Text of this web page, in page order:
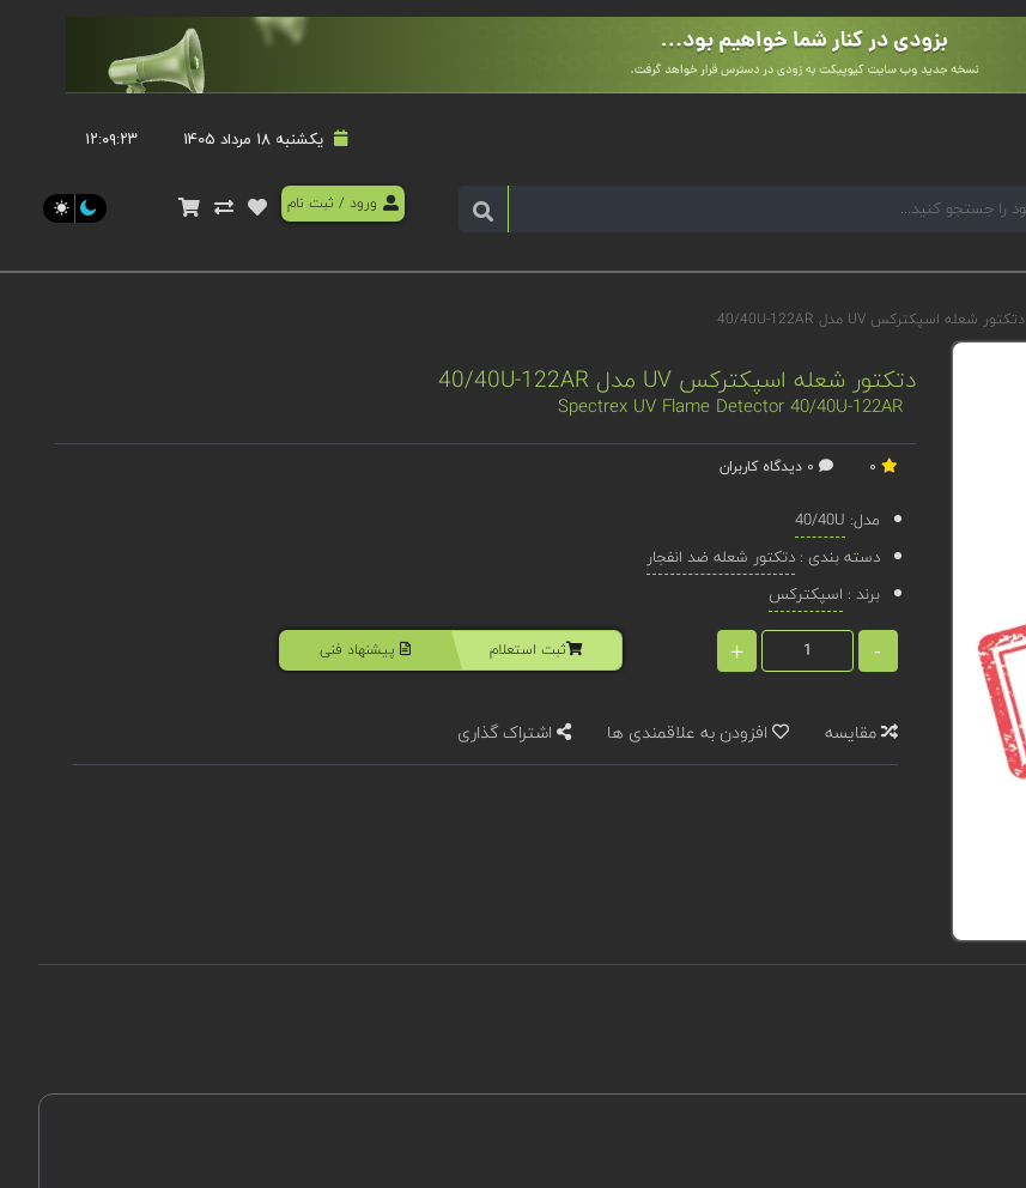
یکشنبه 18 مرداد 1405 ۱۲:۰۹:۲۳
ورود / ثبت نام
دتکتور شعله اسپکترکس UV مدل 40/40U-122AR
دتکتور شعله اسپکترکس UV مدل 40/40U-122AR
Spectrex UV Flame Detector 40/40U-122AR
مدل: 40/40U
دسته بندی :دتکتور شعله ضد انفجار
برند : اسپکترکس
-
+ ثبت استعلام پیشنهاد فنی
مقایسه افزودن به علاقمندی ها اشتراک گذاری